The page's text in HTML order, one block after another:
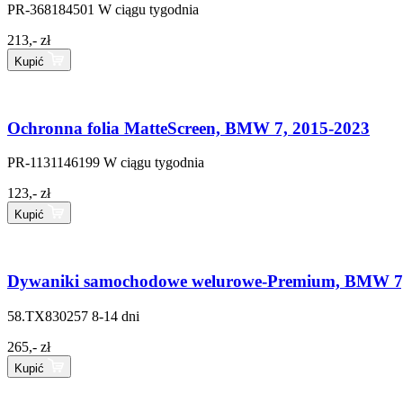
PR-368184501 W ciągu tygodnia
213,- zł
Kupić
Ochronna folia MatteScreen, BMW 7, 2015-2023
PR-1131146199 W ciągu tygodnia
123,- zł
Kupić
Dywaniki samochodowe welurowe-Premium, BMW
58.TX830257 8-14 dni
265,- zł
Kupić